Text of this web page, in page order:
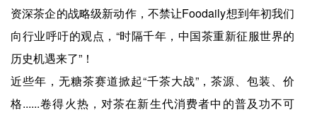
资深茶企的战略级新动作，不禁让Foodaily想到年初我们
向行业呼吁的观点，“时隔千年，中国茶重新征服世界的
历史机遇来了”！
近些年，无糖茶赛道掀起“千茶大战”，茶源、包装、价
格......卷得火热，对茶在新生代消费者中的普及功不可